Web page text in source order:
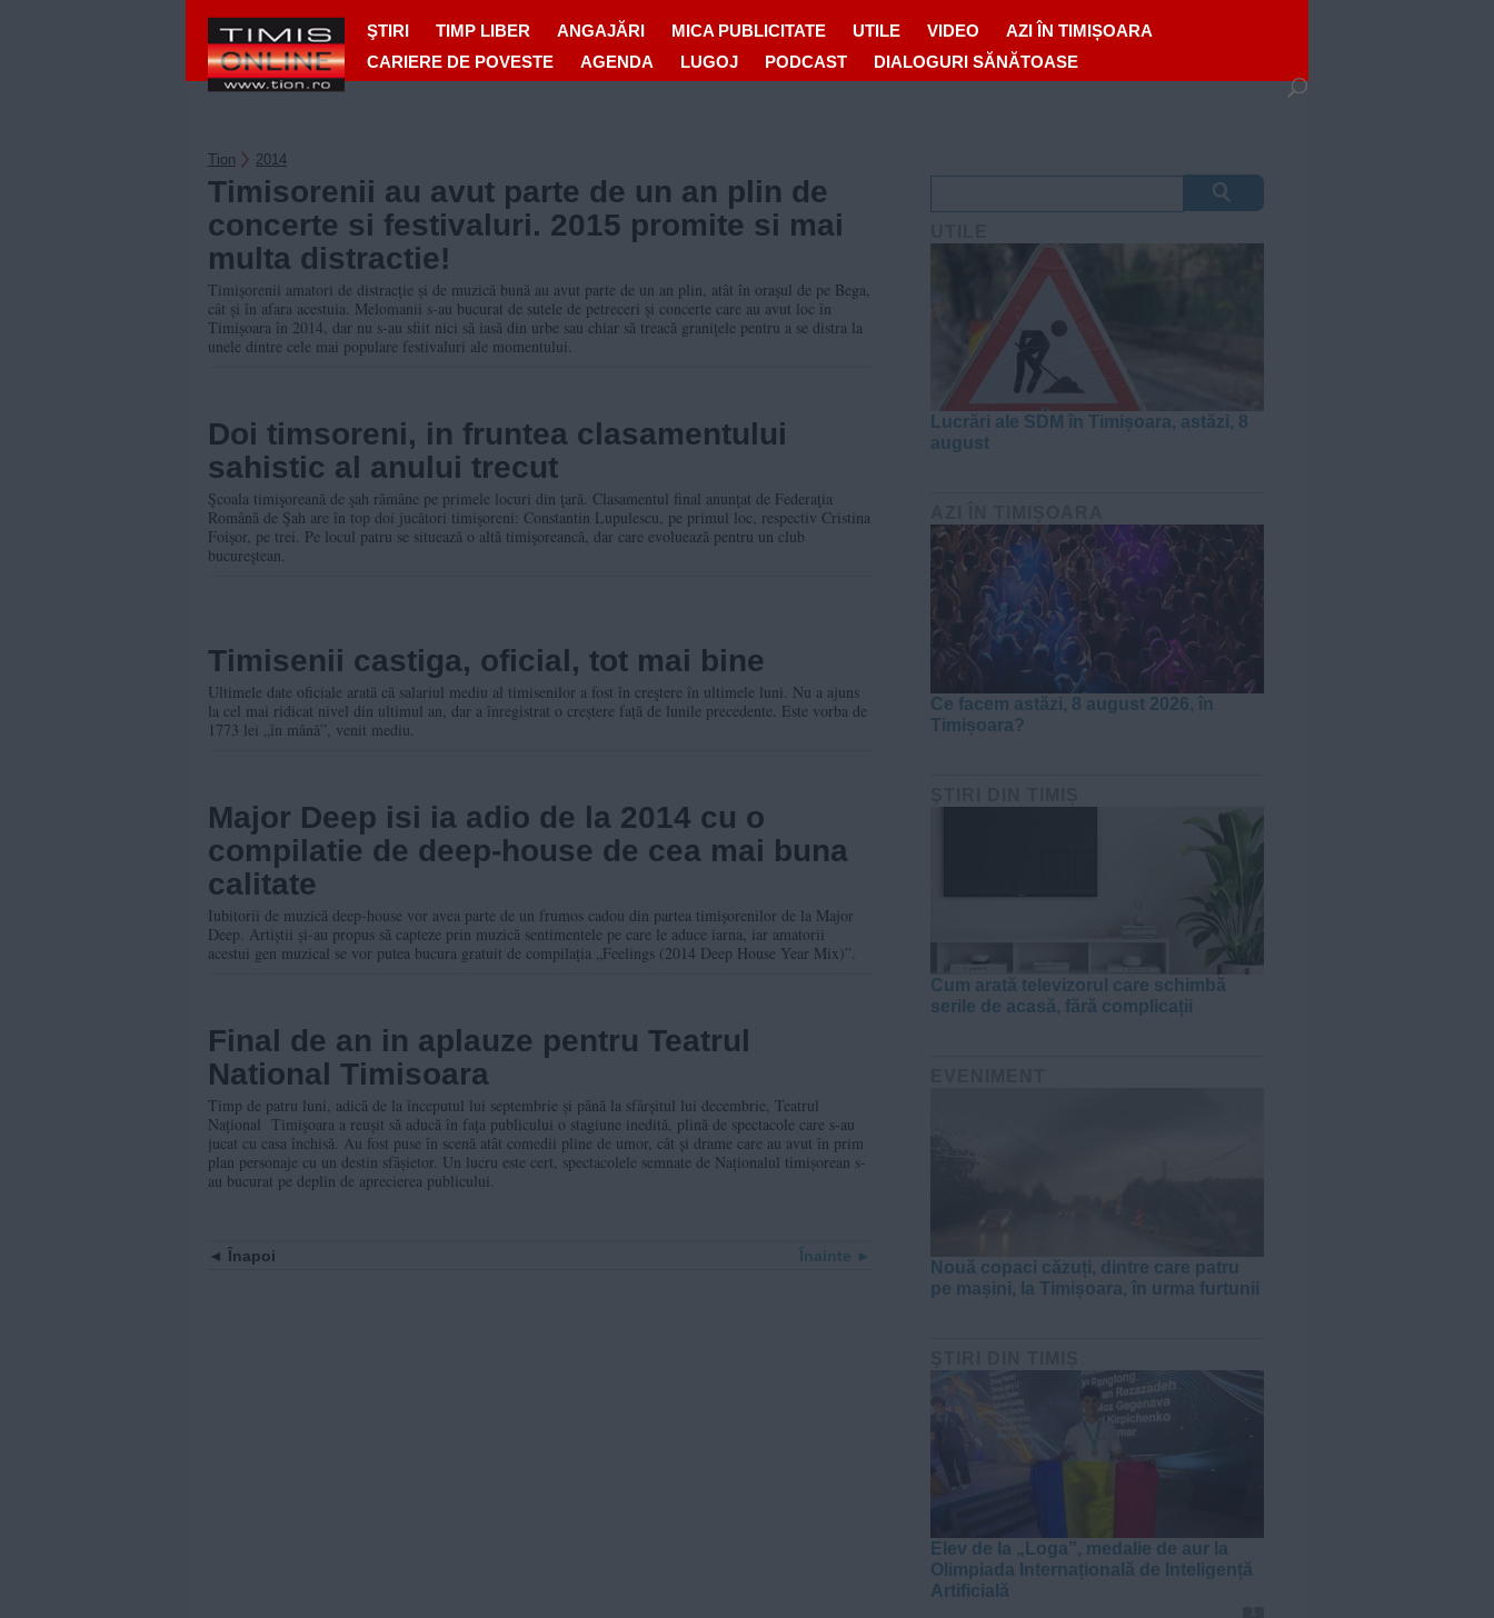
ŞTIRI TIMP LIBER ANGAJĂRI MICA PUBLICITATE UTILE VIDEO
AZI ÎN TIMIȘOARA
CARIERE DE POVESTE
AGENDA LUGOJ PODCAST DIALOGURI SĂNĂTOASE
Tion 2014
Timisorenii au avut parte de un an plin de
concerte si festivaluri. 2015 promite si mai
multa distractie!
Timișorenii amatori de distracție și de muzică bună au avut parte de un an plin, atât în orașul de pe Bega,
cât și în afara acestuia. Melomanii s-au bucurat de sutele de petreceri și concerte care au avut loc în
Timișoara în 2014, dar nu s-au sfiit nici să iasă din urbe sau chiar să treacă granițele pentru a se distra la
unele dintre cele mai populare festivaluri ale momentului.
Doi timsoreni, in fruntea clasamentului
sahistic al anului trecut
Şcoala timişoreană de şah rămâne pe primele locuri din ţară. Clasamentul final anunţat de Federaţia
Română de Şah are în top doi jucători timişoreni: Constantin Lupulescu, pe primul loc, respectiv Cristina
Foişor, pe trei. Pe locul patru se situează o altă timişoreancă, dar care evoluează pentru un club
bucureştean.
Timisenii castiga, oficial, tot mai bine
Ultimele date oficiale arată că salariul mediu al timisenilor a fost în creştere în ultimele luni. Nu a ajuns
la cel mai ridicat nivel din ultimul an, dar a înregistrat o creștere față de lunile precedente. Este vorba de
1773 lei „în mână”, venit mediu.
Major Deep isi ia adio de la 2014 cu o
compilatie de deep-house de cea mai buna
calitate
Iubitorii de muzică deep-house vor avea parte de un frumos cadou din partea timișorenilor de la Major
Deep. Artiștii și-au propus să capteze prin muzică sentimentele pe care le aduce iarna, iar amatorii
acestui gen muzical se vor putea bucura gratuit de compilația „Feelings (2014 Deep House Year Mix)”.
Final de an in aplauze pentru Teatrul
National Timisoara
Timp de patru luni, adică de la începutul lui septembrie și până la sfârșitul lui decembrie, Teatrul
Național Timișoara a reușit să aducă în fața publicului o stagiune inedită, plină de spectacole care s-au
jucat cu casa închisă. Au fost puse în scenă atât comedii pline de umor, cât și drame care au avut în prim
plan personaje cu un destin sfâșietor. Un lucru este cert, spectacolele semnate de Naționalul timișorean s-
au bucurat pe deplin de aprecierea publicului.
Înapoi Înainte
Lucrări ale SDM în Timișoara, astăzi, 8
august
Ce facem astăzi, 8 august 2026, în
Timișoara?
Cum arată televizorul care schimbă
serile de acasă, fără complicații
Nouă copaci căzuți, dintre care patru
pe mașini, la Timișoara, în urma furtunii
Elev de la „Loga”, medalie de aur la
Olimpiada Internațională de Inteligență
Artificială